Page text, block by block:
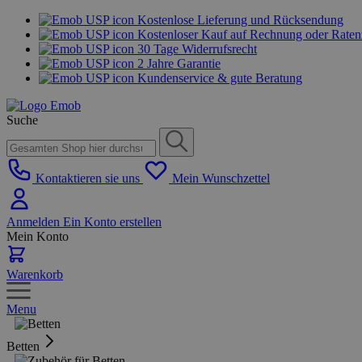
Kostenlose Lieferung und Rücksendung
Kostenloser Kauf auf Rechnung oder
30 Tage Widerrufsrecht
2 Jahre Garantie
Kundenservice & gute Beratung
Suche
Kontaktieren sie uns Mein Wunschzettel
Anmelden Ein Konto erstellen
Mein Konto
Warenkorb
Menu
Betten